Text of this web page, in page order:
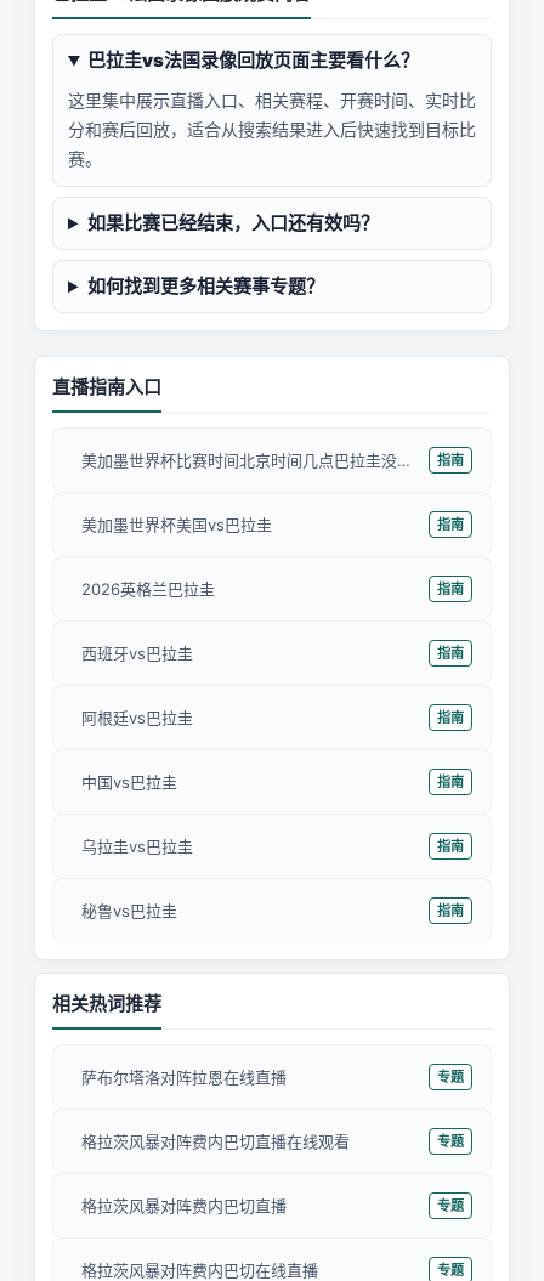
巴拉圭vs法国录像回放页面主要看什么？
这里集中展示直播入口、相关赛程、开赛时间、实时比
分和赛后回放，适合从搜索结果进入后快速找到目标比
赛。
如果比赛已经结束，入口还有效吗？
如何找到更多相关赛事专题？
直播指南入口
美加墨世界杯比赛时间北京时间几点巴拉圭没有和 指南
美加墨世界杯美国vs巴拉圭 指南
2026英格兰巴拉圭 指南
西班牙vs巴拉圭 指南
阿根廷vs巴拉圭 指南
中国vs巴拉圭 指南
乌拉圭vs巴拉圭 指南
秘鲁vs巴拉圭 指南
相关热词推荐
萨布尔塔洛对阵拉恩在线直播 专题
格拉茨风暴对阵费内巴切直播在线观看 专题
格拉茨风暴对阵费内巴切直播 专题
格拉茨风暴对阵费内巴切在线直播 专题